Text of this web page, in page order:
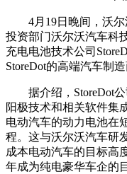
4月19日晚间，沃
投资部门沃尔沃汽车科
充电电池技术公司
StoreDot的高端汽车制造
据介绍，StoreDot
阳极技术和相关软件集
电动汽车的动力电池在
程。这与沃尔沃汽车研
成本电动汽车的目标高
年成为纯电豪华车企的